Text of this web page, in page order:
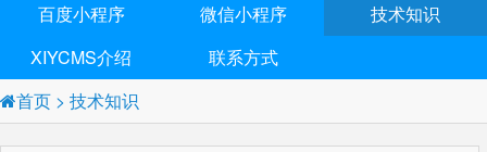
百度小程序
微信小程序
技术知识
XIYCMS介绍
联系方式
首页 > 技术知识